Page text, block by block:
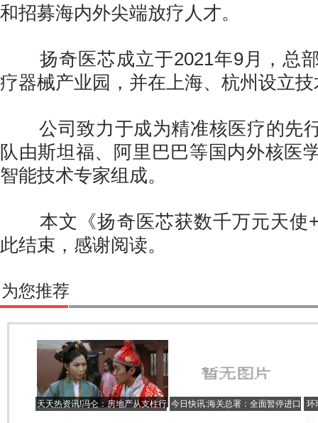
和招募海内外尖端放疗人才。
扬奇医芯成立于2021年9月，总
疗器械产业园，并在上海、杭州设立
公司致力于成为精准核医疗的先
队由斯坦福、阿里巴巴等国内外核医
智能技术专家组成。
本文《扬奇医芯获数千万元天使+
此结束，感谢阅读。
为您推荐
天天热资讯!冯仑：房地产从支柱行 今日快讯:海关总署：全面暂停进口
环